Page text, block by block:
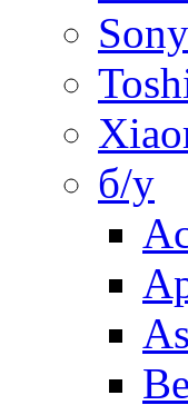
Sony
б/у